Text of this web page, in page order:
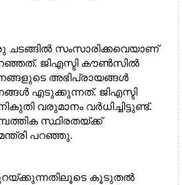
ചടങ്ങിൽ സംസാരിക്കവെയാണ്
ജിഎസ്ടി കൗൺസിൽ
അഭിപ്രായങ്ങൾ
എടുക്കുന്നത്. ജിഎസ്ടി
വരുമാനം വർധിച്ചിട്ടുണ്ട്.
സ്ഥിരതയ്ക്ക്
പറഞ്ഞു.
കൂടുതൽ